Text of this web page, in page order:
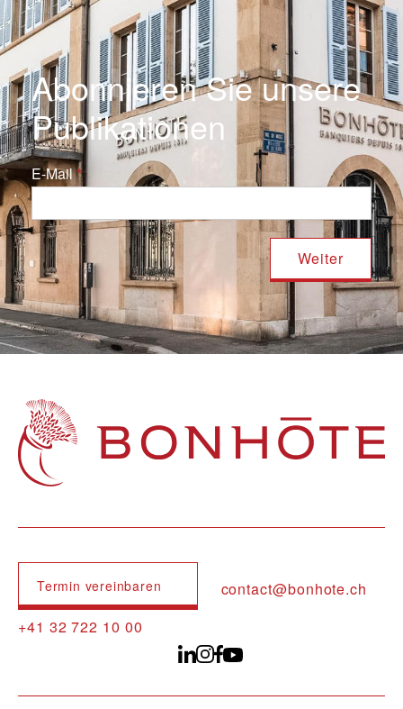
Abonnieren Sie unsere
Publikationen
E-Mail
Navigation principale
Termin vereinbaren
contact@bonhote.ch
+41 32 722 10 00